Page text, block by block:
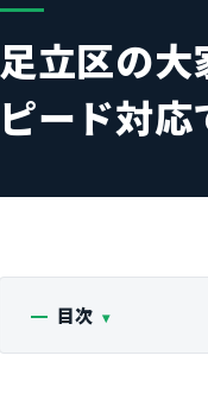
足立区の
ピード対応
目次